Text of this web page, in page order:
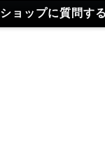
ショップに質問する